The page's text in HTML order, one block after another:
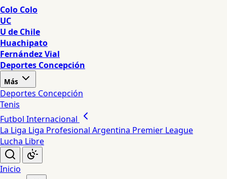
Colo Colo
UC
U de Chile
Huachipato
Fernández Vial
Deportes Concepción
Más
Deportes Concepción
Tenis
Futbol Internacional
La Liga Liga Profesional Argentina Premier League
Lucha Libre
Inicio